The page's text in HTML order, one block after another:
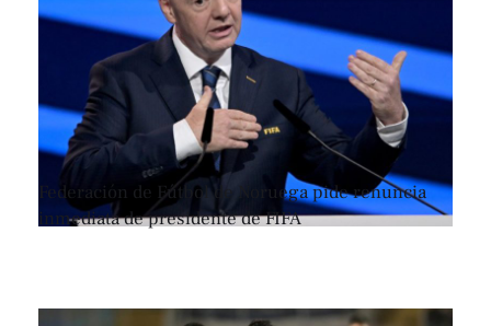
Federación de Fútbol de Noruega pide renuncia
inmediata de presidente de FIFA